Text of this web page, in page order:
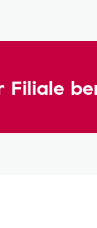
Filiale